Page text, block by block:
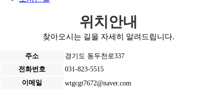
위치안내
찾아오시는 길을 자세히 알려드립니다.
주소
경기도 동두천로337
전화번호
031-823-5515
이메일
wtgcgt7672@naver.com